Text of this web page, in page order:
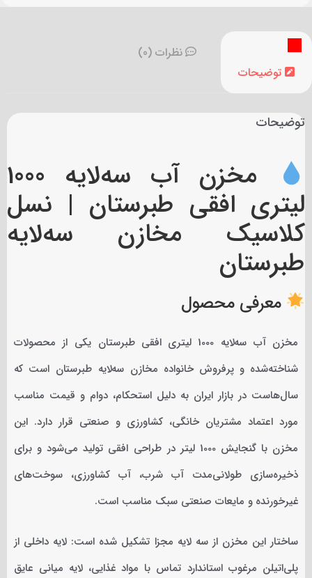
توضیحات
نظرات (0)
توضیحات
مخزن آب سه‌لایه 1000
لیتری افقی طبرستان | نسل
کلاسیک مخازن سه‌لایه
طبرستان
معرفی محصول
مخزن آب سه‌لایه 1000 لیتری افقی طبرستان یکی از محصولات
شناخته‌شده و پرفروش خانواده مخازن سه‌لایه طبرستان است که
سال‌هاست در بازار ایران به دلیل استحکام، دوام و قیمت مناسب
مورد اعتماد مشتریان خانگی، کشاورزی و صنعتی قرار دارد. این
مخزن با گنجایش 1000 لیتر در طراحی افقی تولید می‌شود و برای
ذخیره‌سازی طولانی‌مدت آب شرب، آب کشاورزی، سوخت‌های
غیرخورنده و مایعات صنعتی سبک مناسب است.
ساختار این مخزن از سه لایه مجزا تشکیل شده است: لایه داخلی از
پلی‌اتیلن مرغوب استاندارد تماس با مواد غذایی، لایه میانی عایق